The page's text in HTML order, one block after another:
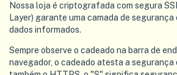
Nossa loja é criptografada com segura
Layer) garante uma camada de segurança
dados informados.
Sempre observe o cadeado na barra de
navegador, o cadeado atesta a segurança